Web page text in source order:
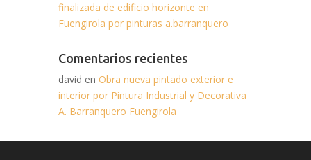
finalizada de edificio horizonte en
Fuengirola por pinturas a.barranquero
Comentarios recientes
david en Obra nueva pintado exterior e
interior por Pintura Industrial y Decorativa
A. Barranquero Fuengirola